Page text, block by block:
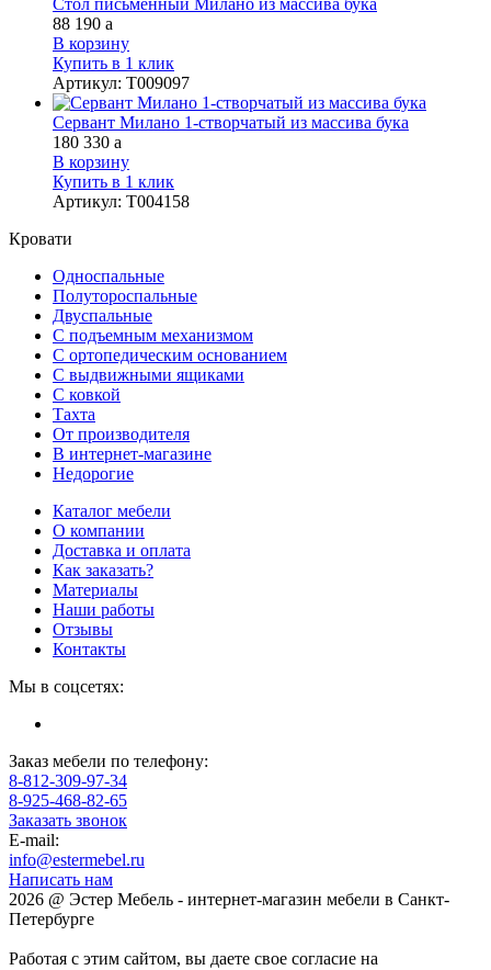
88 190 a
В корзину
Купить в 1 клик
Артикул: Т009097
Сервант Милано 1-створчатый из массива бука
180 330 a
В корзину
Купить в 1 клик
Артикул: Т004158
Кровати
Односпальные
Полутороспальные
Двуспальные
С подъемным механизмом
С ортопедическим основанием
С выдвижными ящиками
С ковкой
Тахта
От производителя
В интернет-магазине
Недорогие
Каталог мебели
О компании
Доставка и оплата
Как заказать?
Материалы
Наши работы
Отзывы
Контакты
Мы в соцсетях:
Заказ мебели по телефону:
8-812-309-97-34
8-925-468-82-65
Заказать звонок
E-mail:
info@estermebel.ru
Написать нам
2026 @ Эстер Мебель - интернет-магазин мебели в Санкт-
Петербурге
Работая с этим сайтом, вы даете свое согласие на